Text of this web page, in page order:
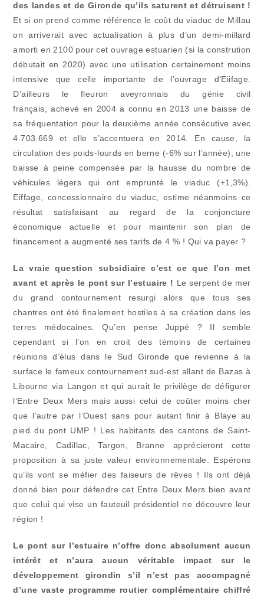
des landes et de Gironde qu’ils saturent et détruisent !
Et si on prend comme référence le coût du viaduc de Millau
on arriverait avec actualisation à plus d’un demi-millard
amorti en 2100 pour cet ouvrage estuarien (si la constrution
débutait en 2020) avec une utilisation certainement moins
intensive que celle importante de l’ouvrage d’Eiifage.
D’ailleurs le fleuron aveyronnais du génie civil
français, achevé en 2004 a connu en 2013 une baisse de
sa fréquentation pour la deuxième année consécutive avec
4.703.669 et elle s’accentuera en 2014. En cause, la
circulation des poids-lourds en berne (-6% sur l’année), une
baisse à peine compensée par la hausse du nombre de
véhicules légers qui ont emprunté le viaduc (+1,3%).
Eiffage, concessionnaire du viaduc, estime néanmoins ce
résultat satisfaisant au regard de la conjoncture
économique actuelle et pour maintenir son plan de
financement a augmenté ses tarifs de 4 % ! Qui va payer ?
La vraie question subsidiaire c’est ce que l’on met
avant et après le pont sur l’estuaire ! Le serpent de mer
du grand contournement resurgi alors que tous ses
chantres ont été finalement hostiles à sa création dans les
terres médocaines. Qu’en pense Juppé ? Il semble
cependant si l’on en croit des témoins de certaines
réunions d’élus dans le Sud Gironde que revienne à la
surface le fameux contournement sud-est allant de Bazas à
Libourne via Langon et qui aurait le privilège de défigurer
l’Entre Deux Mers mais aussi celui de coûter moins cher
que l’autre par l’Ouest sans pour autant finir à Blaye au
pied du pont UMP ! Les habitants des cantons de Saint-
Macaire, Cadillac, Targon, Branne apprécieront cette
proposition à sa juste valeur environnementale. Espérons
qu’ils vont se méfier des faiseurs de rêves ! Ils ont déjà
donné bien pour défendre cet Entre Deux Mers bien avant
que celui qui vise un fauteuil présidentiel ne découvre leur
région !
Le pont sur l’estuaire n’offre donc absolument aucun
intérêt et n’aura aucun véritable impact sur le
développement girondin s’il n’est pas accompagné
d’une vaste programme routier complémentaire chiffré